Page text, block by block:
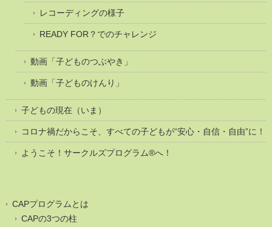
レコーディングの様子
READY FOR？でのチャレンジ
動画「子どものつぶやき」
動画「子どものけんり」
子どもの現在（いま）
コロナ禍だからこそ、すべての子どもが“安心・自信・自由”に！
ようこそ！サークルズプログラム®へ！
CAPプログラムとは
CAPの3つの柱